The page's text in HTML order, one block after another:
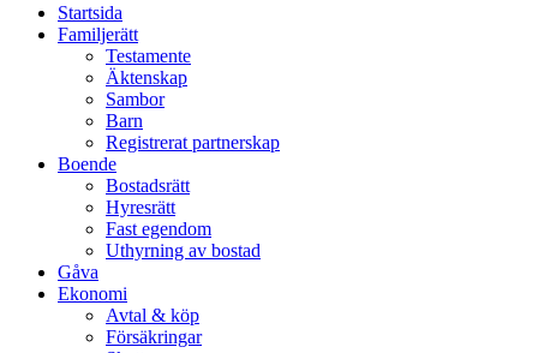
Startsida
Familjerätt
Testamente
Äktenskap
Sambor
Barn
Registrerat partnerskap
Boende
Bostadsrätt
Hyresrätt
Fast egendom
Uthyrning av bostad
Gåva
Ekonomi
Avtal & köp
Försäkringar